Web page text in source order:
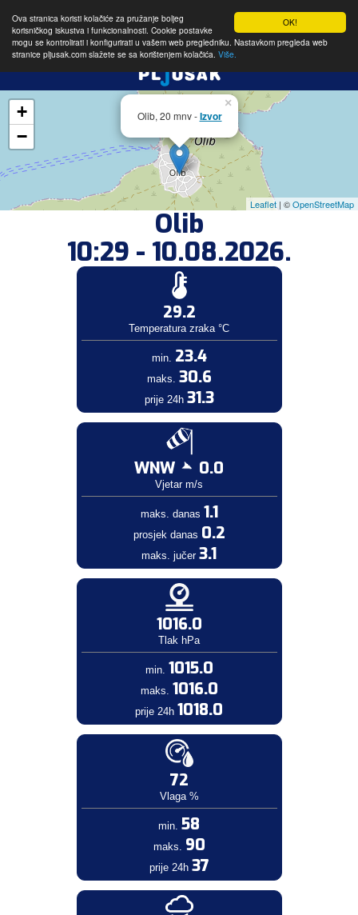
OK!
Ova stranica koristi kolačiće za pružanje boljeg
korisničkog iskustva i funkcionalnosti. Cookie postavke
mogu se kontrolirati i konfigurirati u vašem web pregledniku. Nastavkom pregleda web
stranice pljusak.com slažete se sa korištenjem kolačića. Više.
Olib, 20 mnv -Izvor
×
+
−
Leaflet | ©OpenStreetMap
Olib
10:29 - 10.08.2026.
29.2
Temperatura zraka °C
min. 23.4
maks. 30.6
prije 24h 31.3
WNW 0.0
Vjetar m/s
maks. danas 1.1
prosjek danas 0.2
maks. jučer 3.1
1016.0
Tlak hPa
min. 1015.0
maks. 1016.0
prije 24h 1018.0
72
Vlaga %
min. 58
maks. 90
prije 24h 37